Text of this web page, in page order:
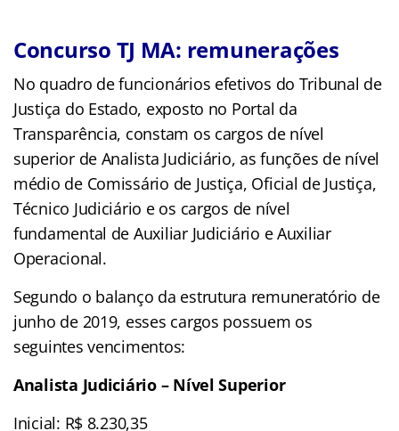
Concurso TJ MA: remunerações
No quadro de funcionários efetivos do Tribunal de
Justiça do Estado, exposto no Portal da
Transparência, constam os cargos de nível
superior de Analista Judiciário, as funções de nível
médio de Comissário de Justiça, Oficial de Justiça,
Técnico Judiciário e os cargos de nível
fundamental de Auxiliar Judiciário e Auxiliar
Operacional.
Segundo o balanço da estrutura remuneratório de
junho de 2019, esses cargos possuem os
seguintes vencimentos:
Analista Judiciário – Nível Superior
Inicial: R$ 8.230,35